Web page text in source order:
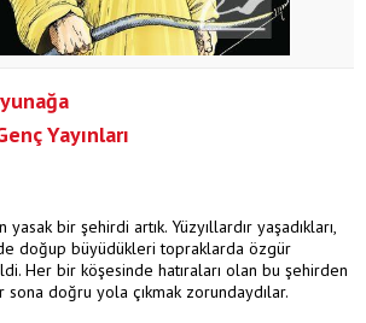
Yayınları
yasak bir şehirdi artık. Yüzyıllardır yaşadıkları,
doğup büyüdükleri topraklarda özgür
Her bir köşesinde hatıraları olan bu şehirden
doğru yola çıkmak zorundaydılar.